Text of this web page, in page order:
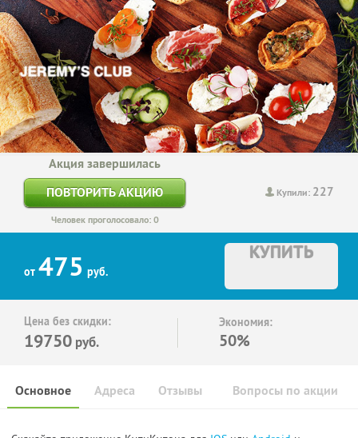
Купили: 227
Акция завершилась
ПОВТОРИТЬ АКЦИЮ
Человек проголосовало: 0
от 475 руб.
КУПИТЬ
Цена без скидки:
19750 руб.
Экономия:
50%
Основное Отзывы Вопросы по акции
Адреса